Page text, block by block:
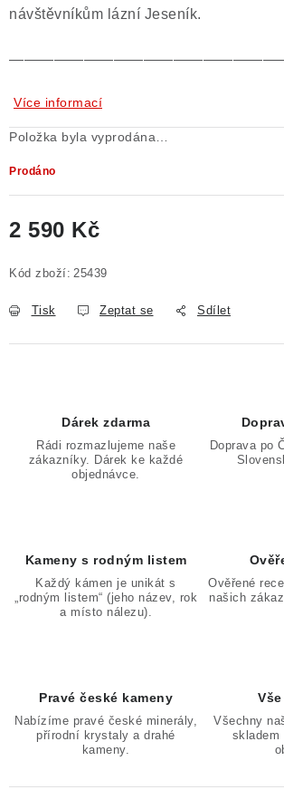
návštěvníkům lázní Jeseník.
Více informací
Položka byla vyprodána…
Prodáno
2 590 Kč
Kód zboží: 25439
Tisk Zeptat se Sdílet
Dárek zdarma
Rádi rozmazlujeme naše
zákazníky. Dárek ke každé
objednávce.
Doprava po
Kameny s rodným listem
Každý kámen je unikát s
„rodným listem“ (jeho název, rok
a místo nálezu).
Ověřené
našich
Pravé české kameny
Nabízíme pravé české minerály,
přírodní krystaly a drahé
kameny.
Všechny
skladem